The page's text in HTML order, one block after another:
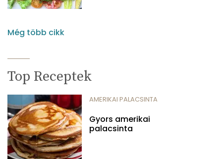
Még több cikk
Top Receptek
AMERIKAI PALACSINTA
Gyors amerikai
palacsinta